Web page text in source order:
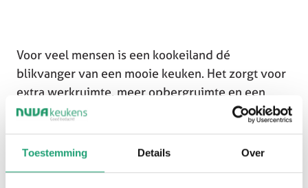
Toestemming Details Over
Voor veel mensen is een kookeiland dé
blikvanger van een mooie keuken. Het zorgt voor
extra werkruimte, meer opbergruimte en een
open verbinding met de rest van de woning.
waar koken, eten en samenzijn samenkomen.